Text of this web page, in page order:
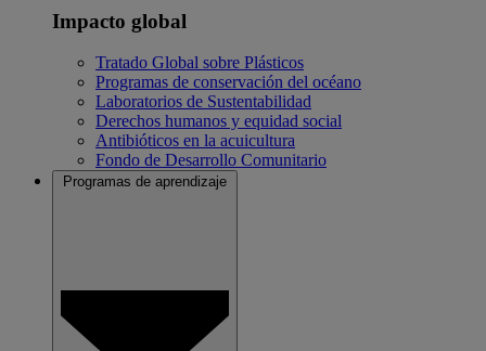
Impacto global
Tratado Global sobre Plásticos
Programas de conservación del océano
Laboratorios de Sustentabilidad
Derechos humanos y equidad social
Antibióticos en la acuicultura
Fondo de Desarrollo Comunitario
Programas de aprendizaje